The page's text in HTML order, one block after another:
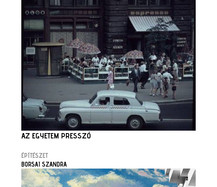
AZ EGYETEM PRESSZÓ
ÉPÍTÉSZET
BORSAI SZANDRA